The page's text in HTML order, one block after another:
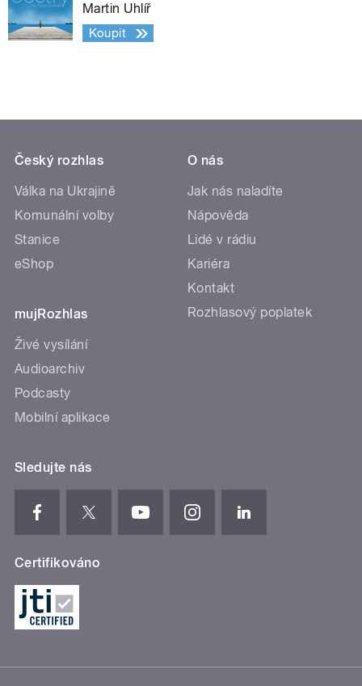
Martin Uhlíř
Koupit
Český rozhlas
Válka na Ukrajině
Komunální volby
Stanice
eShop
mujRozhlas
Živé vysílání
Audioarchiv
Podcasty
Mobilní aplikace
O nás
Jak nás naladíte
Nápověda
Lidé v rádiu
Kariéra
Kontakt
Rozhlasový poplatek
Sledujte nás
Certifikováno